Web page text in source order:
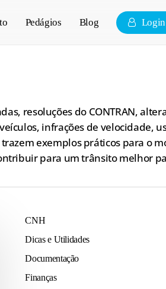
Pedágios Blog Login
resoluções do CONTRAN,
infrações de velocidade,
exemplos práticos para o
para um trânsito melhor
CNH
Dicas e Utilidades
Documentação
Finanças